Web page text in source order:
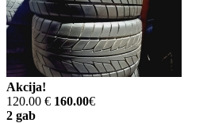
Akcija!
120.00 € 160.00€
2 gab